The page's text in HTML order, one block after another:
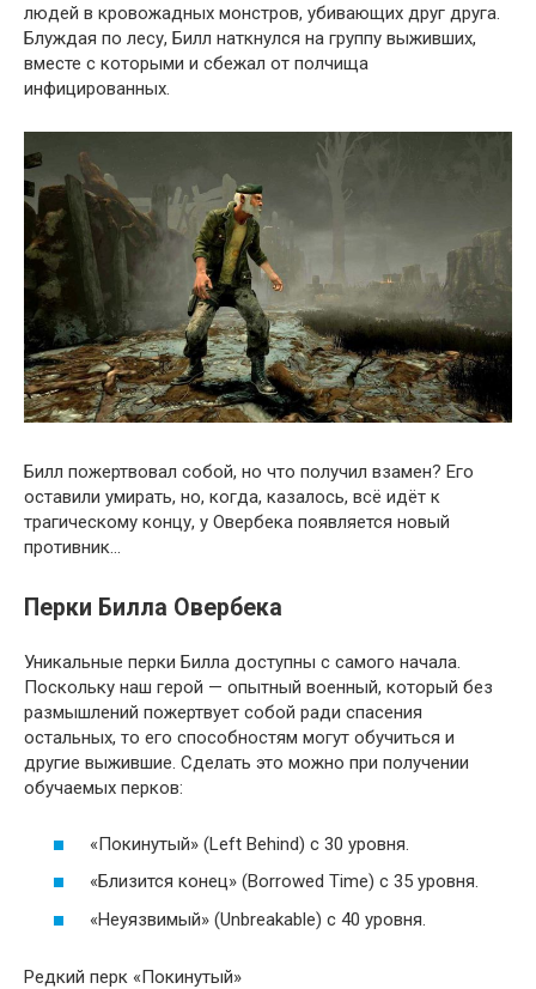
людей в кровожадных монстров, убивающих друг друга.
Блуждая по лесу, Билл наткнулся на группу выживших,
вместе с которыми и сбежал от полчища
инфицированных.
Билл пожертвовал собой, но что получил взамен? Его
оставили умирать, но, когда, казалось, всё идёт к
трагическому концу, у Овербека появляется новый
противник…
Перки Билла Овербека
Уникальные перки Билла доступны с самого начала.
Поскольку наш герой — опытный военный, который без
размышлений пожертвует собой ради спасения
остальных, то его способностям могут обучиться и
другие выжившие. Сделать это можно при получении
обучаемых перков:
«Покинутый» (Left Behind) с 30 уровня.
«Близится конец» (Borrowed Time) с 35 уровня.
«Неуязвимый» (Unbreakable) с 40 уровня.
Редкий перк «Покинутый»